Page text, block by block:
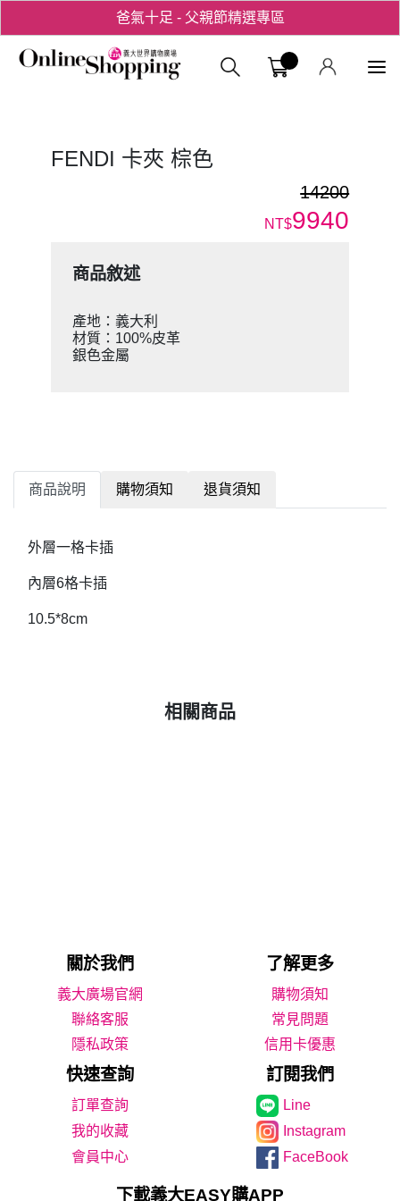
爸氣十足 - 父親節精選專區
用心愛你！七夕星選禮遇！義大購物
FENDI 卡夾 棕色
14200
NT$9940
商品敘述
產地：義大利
材質：100%皮革
銀色金屬
商品說明 購物須知 退貨須知
外層一格卡插
內層6格卡插
10.5*8cm
相關商品
關於我們 了解更多
義大廣場官網
購物須知
聯絡客服
常見問題
隱私政策
信用卡優惠
快速查詢 訂閱我們
Line
我的收藏
Instagram
會員中心
FaceBook
下載義大EASY購APP